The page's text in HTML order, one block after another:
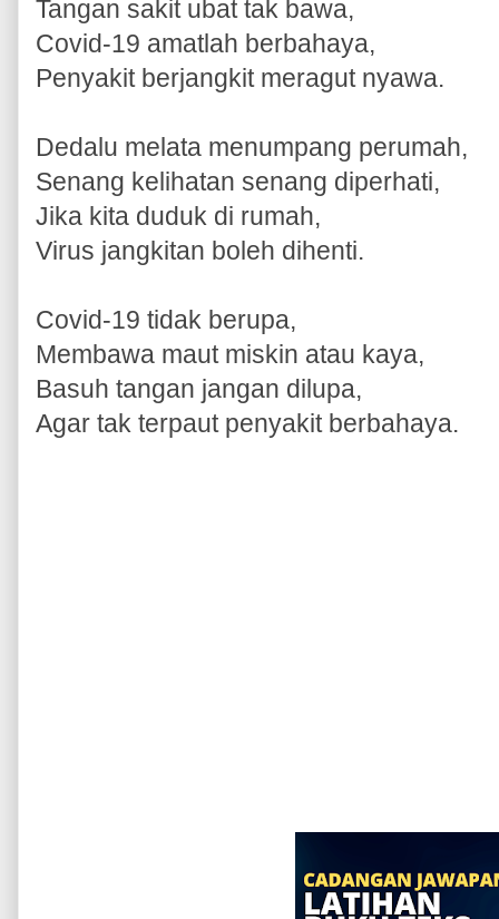
Tangan sakit ubat tak bawa,
Covid-19 amatlah berbahaya,
Penyakit berjangkit meragut nyawa.
Dedalu melata menumpang perumah,
Senang kelihatan senang diperhati,
Jika kita duduk di rumah,
Virus jangkitan boleh dihenti.
Covid-19 tidak berupa,
Membawa maut miskin atau kaya,
Basuh tangan jangan dilupa,
Agar tak terpaut penyakit berbahaya.